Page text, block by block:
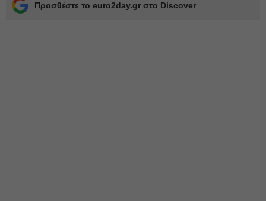
Προσθέστε το euro2day.gr στο Discover